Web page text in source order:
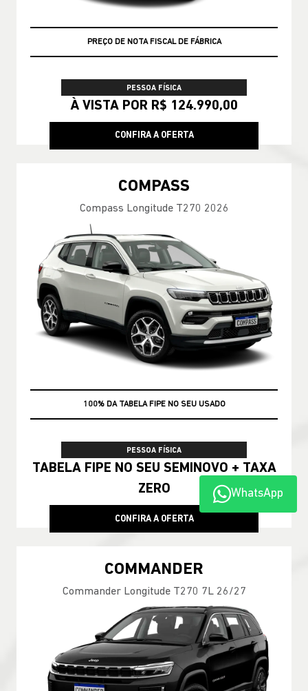
PREÇO DE NOTA FISCAL DE FÁBRICA
PESSOA FÍSICA
À VISTA POR R$ 124.990,00
CONFIRA A OFERTA
COMPASS
Compass Longitude T270 2026
100% DA TABELA FIPE NO SEU USADO
PESSOA FÍSICA
TABELA FIPE NO SEU SEMINOVO + TAXA
ZERO
CONFIRA A OFERTA
COMMANDER
Commander Longitude T270 7L 26/27
WhatsApp